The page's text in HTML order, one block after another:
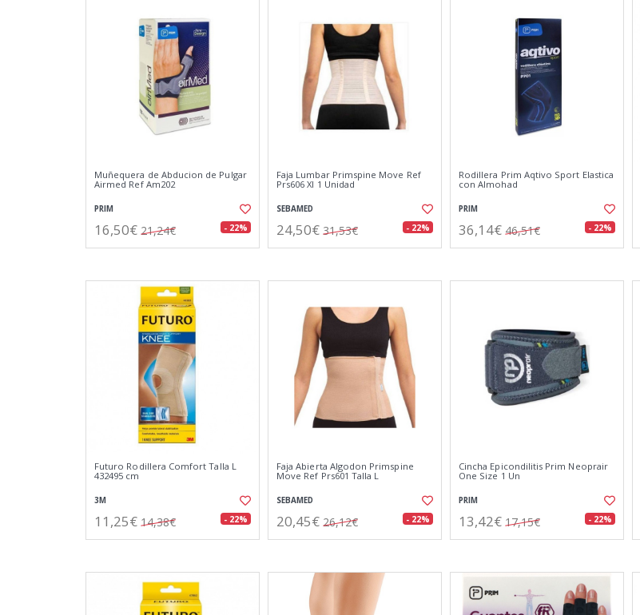
Muñequera de Abducion de Pulgar
Airmed Ref Am202
PRIM
16,50€ 21,24€ - 22%
Faja Lumbar Primspine Move Ref
Prs606 Xl 1 Unidad
SEBAMED
24,50€ 31,53€ - 22%
Rodillera Prim Aqtivo Sport Elastica
con Almohad
PRIM
36,14€ 46,51€ - 22%
Futuro Rodillera Comfort Talla L
432495 cm
3M
11,25€ 14,38€ - 22%
Faja Abierta Algodon Primspine
Move Ref Prs601 Talla L
SEBAMED
20,45€ 26,12€ - 22%
Cincha Epicondilitis Prim Neoprair
One Size 1 Un
PRIM
13,42€ 17,15€ - 22%